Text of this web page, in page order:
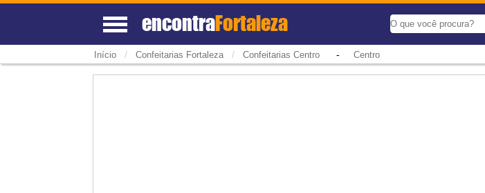
encontraFortaleza
Início / Confeitarias Fortaleza / Confeitarias Centro- Centro